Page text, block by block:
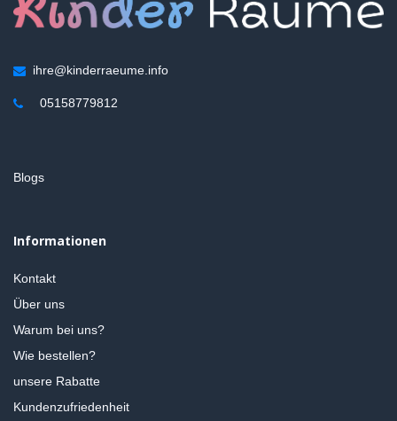
ihre@kinderraeume.info
05158779812
Blogs
Informationen
Kontakt
Über uns
Warum bei uns?
Wie bestellen?
unsere Rabatte
Kundenzufriedenheit